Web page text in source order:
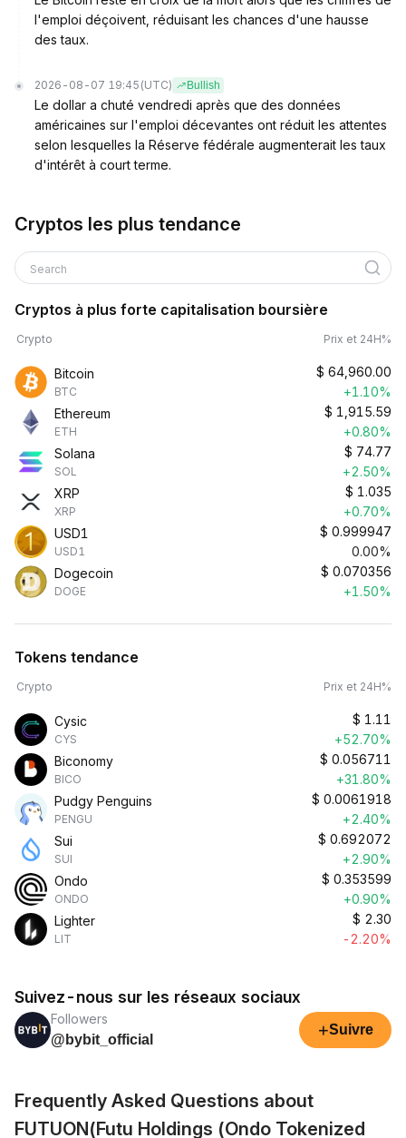
l'emploi déçoivent, réduisant les chances d'une hausse
des taux.
2026-08-07 19:45 (UTC) Bullish
Le dollar a chuté vendredi après que des données
américaines sur l'emploi décevantes ont réduit les attentes
selon lesquelles la Réserve fédérale augmenterait les taux
d'intérêt à court terme.
Cryptos les plus tendance
Search
Cryptos à plus forte capitalisation boursière
Crypto Prix et 24H%
Bitcoin
BTC
$ 64,960.00
+1.10%
Ethereum
ETH
$ 1,915.59
+0.80%
Solana
SOL
$ 74.77
+2.50%
XRP
XRP
$ 1.035
+0.70%
USD1
USD1
$ 0.999947
0.00%
Dogecoin
DOGE
$ 0.070356
+1.50%
Tokens tendance
Crypto Prix et 24H%
Cysic
CYS
$ 1.11
+52.70%
Biconomy
BICO
$ 0.056711
+31.80%
Pudgy Penguins
PENGU
$ 0.0061918
+2.40%
Sui
SUI
$ 0.692072
+2.90%
Ondo
ONDO
$ 0.353599
+0.90%
Lighter
LIT
$ 2.30
-2.20%
Suivez-nous sur les réseaux sociaux
Followers
@bybit_official
+Suivre
Frequently Asked Questions about
FUTUON(Futu Holdings (Ondo Tokenized